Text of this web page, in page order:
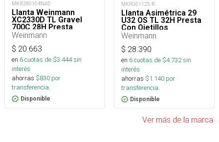
MKR280104NAD
Llanta Weinmann
XC2330D TL Gravel
700C 28H Presta
Weinmann
$ 20.663
en 6cuotas de $3.444sin
interés
ahorras $830 por
transferencia.
Disponible
MKR061125-R
Llanta Asimétrica 29
U32 OS TL 32H Presta
Con Ojetillos
Weinmann
$ 28.390
en 6cuotas de $4.732sin
interés
ahorras $1.140 por
transferencia.
Disponible
Ver más de la marca